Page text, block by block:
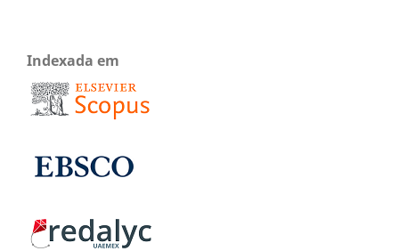
Indexada em